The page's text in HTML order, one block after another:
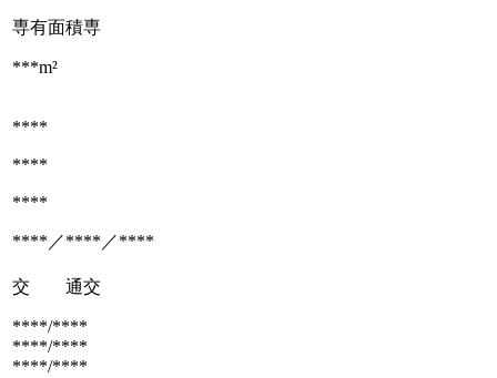
専有面積専
***m²
****
****
****
****／****／****
交 通交
****/****
****/****
****/****